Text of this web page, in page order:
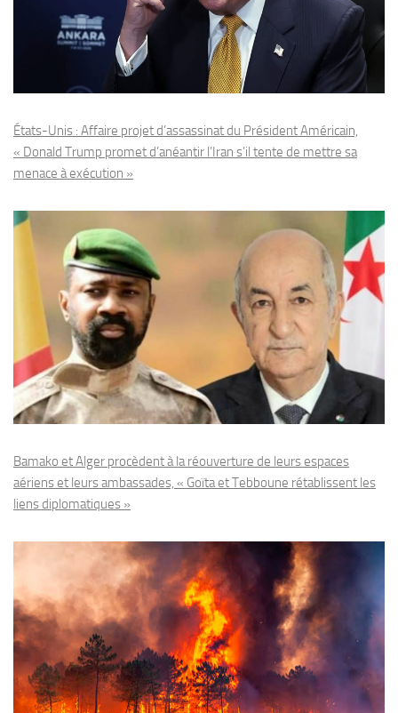
États-Unis : Affaire projet d’assassinat du Président Américain,
« Donald Trump promet d’anéantir l’Iran s’il tente de mettre sa
menace à exécution »
Bamako et Alger procèdent à la réouverture de leurs espaces
aériens et leurs ambassades, « Goïta et Tebboune rétablissent les
liens diplomatiques »